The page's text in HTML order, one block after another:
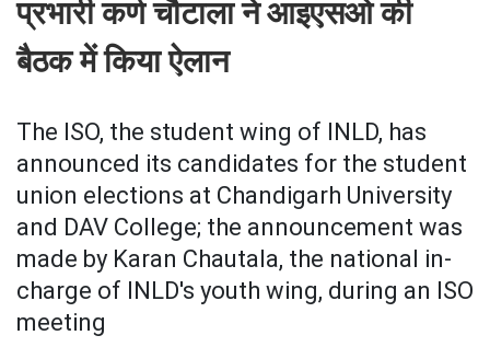
प्रभारी कर्ण चौटाला ने आइएसओ की
बैठक में किया ऐलान
The ISO, the student wing of INLD, has
announced its candidates for the student
union elections at Chandigarh University
and DAV College; the announcement was
made by Karan Chautala, the national in-
charge of INLD's youth wing, during an ISO
meeting